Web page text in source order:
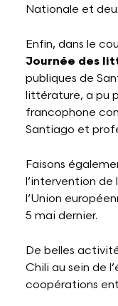
Nationale et
Enfin, dans le
Journée des
publiques de
littérature, a pu
francophone
Santiago et
Faisons
l’intervention de
l’Union
5 mai dernier.
De belles
Chili au sein de
coopérations